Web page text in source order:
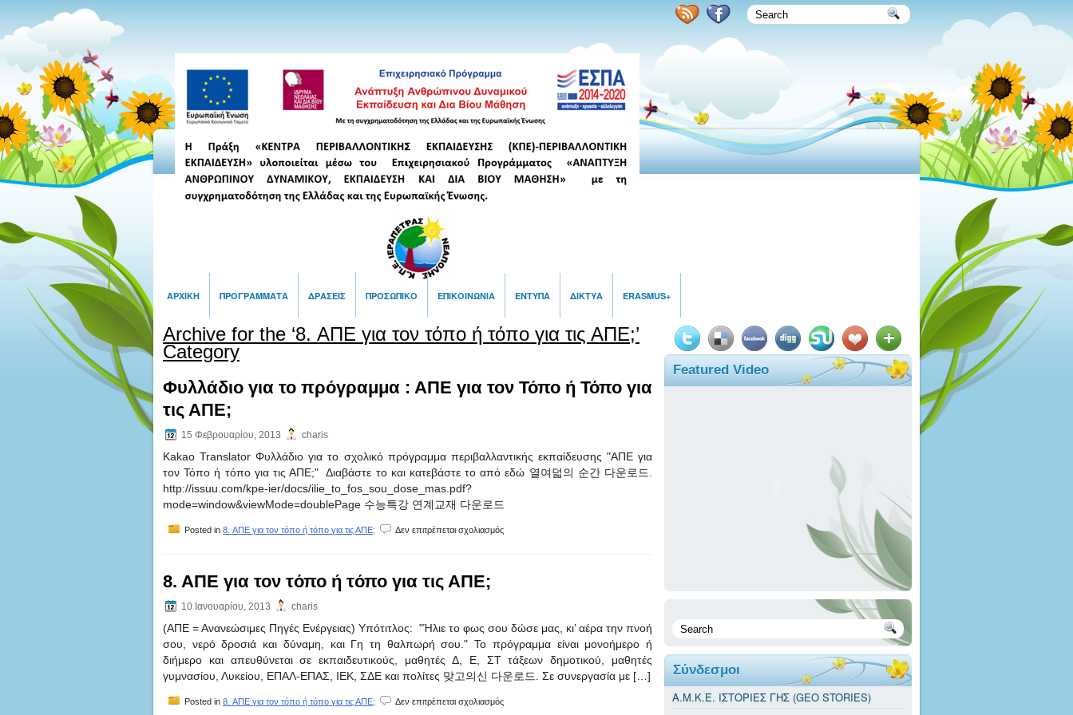
ΑΡΧΙΚΉ ΠΡΟΓΡΆΜΜΑΤΑ ΔΡΆΣΕΙΣ ΠΡΟΣΩΠΙΚΌ ΕΠΙΚΟΙΝΩΝΙΑ ΈΝΤΥΠΑ ΔΙΚΤΥΑ ERASMUS+
Archive for the ‘8. ΑΠΕ για τον τόπο ή τόπο για τις ΑΠΕ;’
Category
Φυλλάδιο για το πρόγραμμα : ΑΠΕ για τον Τόπο ή Τόπο για
τις ΑΠΕ;
15 Φεβρουαρίου, 2013 charis
Kakao Translator Φυλλάδιο για το σχολικό πρόγραμμα περιβαλλαντικής εκπαίδευσης "ΑΠΕ για
τον Τόπο ή τόπο για τις ΑΠΕ;" Διαβάστε το και κατεβάστε το από εδώ 열여덟의 순간 다운로드.
http://issuu.com/kpe-ier/docs/ilie_to_fos_sou_dose_mas.pdf?
mode=window&viewMode=doublePage 수능특강 연계교재 다운로드
Posted in 8. ΑΠΕ για τον τόπο ή τόπο για τις ΑΠΕ; Δεν επιτρέπεται σχολιασμόςστο
τον
Τόπο
Τόπο
για
ΑΠΕ;
8. ΑΠΕ για τον τόπο ή τόπο για τις ΑΠΕ;
10 Ιανουαρίου, 2013 charis
(ΑΠΕ = Ανανεώσιμες Πηγές Ενέργειας) Υπότιτλος: "Ήλιε το φως σου δώσε μας, κι’ αέρα την πνοή
σου, νερό δροσιά και δύναμη, και Γη τη θαλπωρή σου." Το πρόγραμμα είναι μονοήμερο ή
διήμερο και απευθύνεται σε εκπαιδευτικούς, μαθητές Δ, Ε, ΣΤ τάξεων δημοτικού, μαθητές
γυμνασίου, Λυκείου, ΕΠΑΛ-ΕΠΑΣ, ΙΕΚ, ΣΔΕ και πολίτες 맞고의신 다운로드. Σε συνεργασία με […]
Posted in 8. ΑΠΕ για τον τόπο ή τόπο για τις ΑΠΕ; Δεν επιτρέπεται σχολιασμόςστο
Featured Video
Σύνδεσμοι
Α.Μ.Κ.Ε. ΙΣΤΟΡΙΕΣ ΓΗΣ (GEO STORIES)